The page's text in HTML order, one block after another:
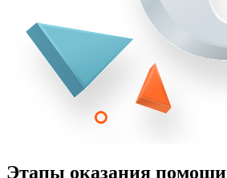
Этапы оказания помощи